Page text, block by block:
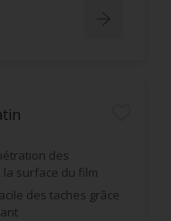
des
surface du film
des taches grâce